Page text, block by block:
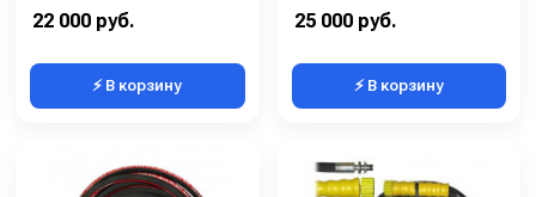
22 000 руб.
⚡ В корзину
25 000 руб.
⚡ В корзину